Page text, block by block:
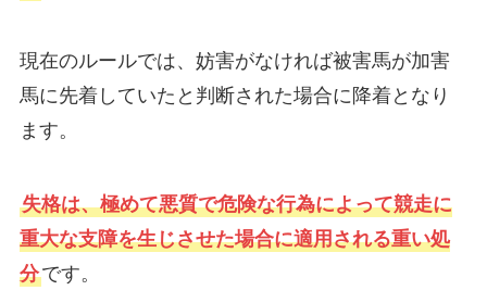
現在のルールでは、妨害がなければ被害馬が加害
馬に先着していたと判断された場合に降着となり
ます。
失格は、極めて悪質で危険な行為によって競走に
重大な支障を生じさせた場合に適用される重い処
分です。